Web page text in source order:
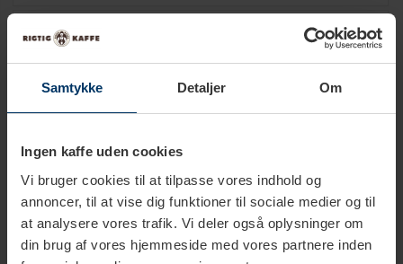
Samtykke Detaljer Om
Ingen kaffe uden cookies
Vi bruger cookies til at tilpasse vores indhold og
annoncer, til at vise dig funktioner til sociale medier og til
at analysere vores trafik. Vi deler også oplysninger om
din brug af vores hjemmeside med vores partnere inden
Rigtig Kaffe Mixpakke 2,2kg Hele kaffebønner
Tilføj til kurv
649,95 DKK
Tilføj til kurv
Rigtig Kaffe Mixpakke 5,2kg Hele kaffebønner
1.099,00 DKK